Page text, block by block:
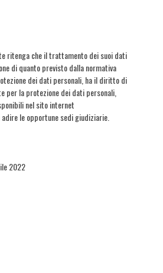
ritenga che il trattamento dei suoi dati
di quanto previsto dalla normativa
dei dati personali, ha il diritto di
per la protezione dei dati personali,
nel sito internet
le opportune sedi giudiziarie.
2022